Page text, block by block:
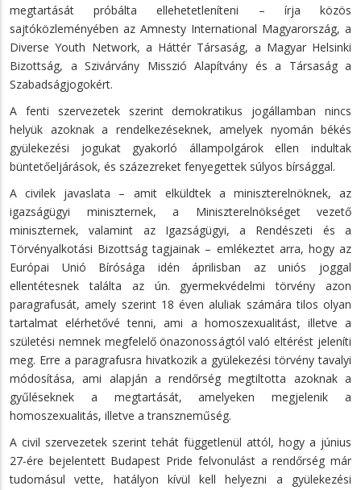
megtartását próbálta ellehetetleníteni – írja közös
sajtóközleményében az Amnesty International Magyarország, a
Diverse Youth Network, a Háttér Társaság, a Magyar Helsinki
Bizottság, a Szivárvány Misszió Alapítvány és a Társaság a
Szabadságjogokért.
A fenti szervezetek szerint demokratikus jogállamban nincs
helyük azoknak a rendelkezéseknek, amelyek nyomán békés
gyülekezési jogukat gyakorló állampolgárok ellen indultak
büntetőeljárások, és százezreket fenyegettek súlyos bírsággal.
A civilek javaslata – amit elküldtek a miniszterelnöknek, az
igazságügyi miniszternek, a Miniszterelnökséget vezető
miniszternek, valamint az Igazságügyi, a Rendészeti és a
Törvényalkotási Bizottság tagjainak – emlékeztet arra, hogy az
Európai Unió Bírósága idén áprilisban az uniós joggal
ellentétesnek találta az ún. gyermekvédelmi törvény azon
paragrafusát, amely szerint 18 éven aluliak számára tilos olyan
tartalmat elérhetővé tenni, ami a homoszexualitást, illetve a
születési nemnek megfelelő önazonosságtól való eltérést jeleníti
meg. Erre a paragrafusra hivatkozik a gyülekezési törvény tavalyi
módosítása, ami alapján a rendőrség megtiltotta azoknak a
gyűléseknek a megtartását, amelyeken megjelenik a
homoszexualitás, illetve a transzneműség.
A civil szervezetek szerint tehát függetlenül attól, hogy a június
27-ére bejelentett Budapest Pride felvonulást a rendőrség már
tudomásul vette, hatályon kívül kell helyezni a gyülekezési